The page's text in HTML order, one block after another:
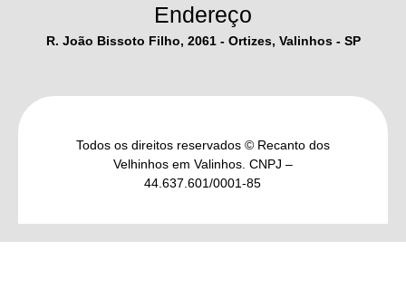
Endereço
R. João Bissoto Filho, 2061 - Ortizes, Valinhos - SP
Todos os direitos reservados © Recanto dos
Velhinhos em Valinhos. CNPJ –
44.637.601/0001-85